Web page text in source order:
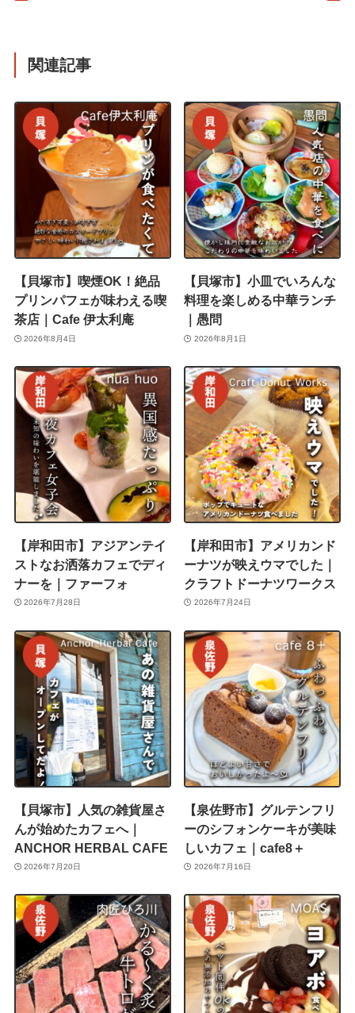
関連記事
【貝塚市】喫煙OK！絶品
プリンパフェが味わえる喫
茶店｜Cafe 伊太利庵
2026年8月4日
【貝塚市】小皿でいろんな
料理を楽しめる中華ランチ
｜愚問
2026年8月1日
【岸和田市】アジアンテイ
ストなお洒落カフェでディ
ナーを｜ファーフォ
2026年7月28日
【岸和田市】アメリカンド
ーナツが映えウマでした｜
クラフトドーナツワークス
2026年7月24日
【貝塚市】人気の雑貨屋さ
んが始めたカフェへ｜
ANCHOR HERBAL CAFE
2026年7月20日
【泉佐野市】グルテンフリ
ーのシフォンケーキが美味
しいカフェ｜cafe8＋
2026年7月16日